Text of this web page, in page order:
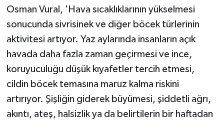
Osman Vural, 'Hava sıcaklıklarının yükselmesi
sonucunda sivrisinek ve diğer böcek türlerinin
aktivitesi artıyor. Yaz aylarında insanların açık
havada daha fazla zaman geçirmesi ve ince,
koruyuculuğu düşük kıyafetler tercih etmesi,
cildin böcek temasına maruz kalma riskini
artırıyor. Şişliğin giderek büyümesi, şiddetli ağrı,
akıntı, ateş, halsizlik ya da belirtilerin bir haftadan